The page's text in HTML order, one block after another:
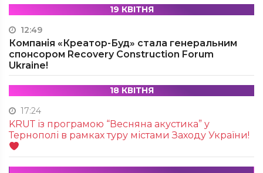
19 КВІТНЯ
12:49
Компанія «Креатор-Буд» стала генеральним
спонсором Recovery Construction Forum
Ukraine!
18 КВІТНЯ
17:24
KRUТ із програмою “Весняна акустика” у
Тернополі в рамках туру містами Заходу України!